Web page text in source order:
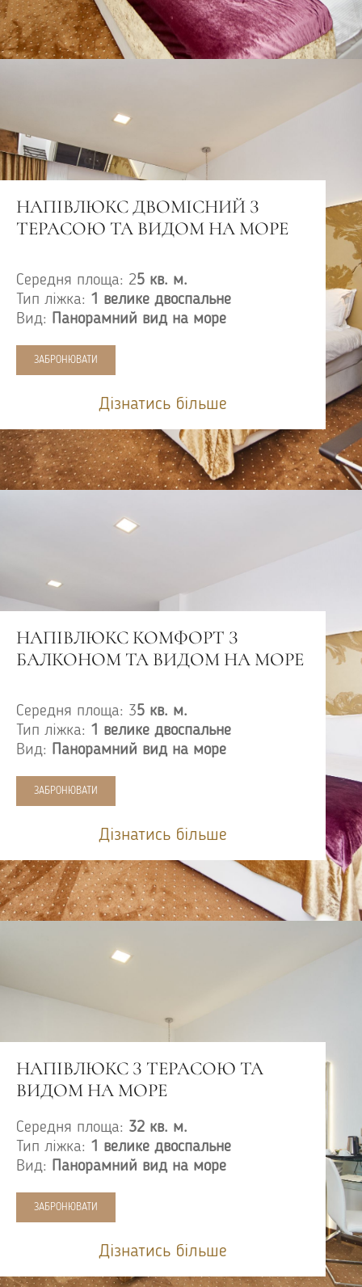
НАПІВЛЮКС ДВОМІСНИЙ З
ТЕРАСОЮ ТА ВИДОМ НА МОРЕ
Середня площа: 25 кв. м.
Тип ліжка: 1 велике двоспальне
Вид: Панорамний вид на море
ЗАБРОНЮВАТИ
Дізнатись більше
НАПІВЛЮКС КОМФОРТ З
БАЛКОНОМ ТА ВИДОМ НА МОРЕ
Середня площа: 35 кв. м.
Тип ліжка: 1 велике двоспальне
Вид: Панорамний вид на море
ЗАБРОНЮВАТИ
Дізнатись більше
НАПІВЛЮКС З ТЕРАСОЮ ТА
ВИДОМ НА МОРЕ
Середня площа: 32 кв. м.
Тип ліжка: 1 велике двоспальне
Вид: Панорамний вид на море
ЗАБРОНЮВАТИ
Дізнатись більше